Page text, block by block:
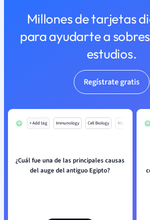
Millones de tarjetas
para ayudarte a
estudios.
Regístrate gratis
+ Add tag Immunology Cell Biology Mo
¿Cuál fue una de las principales causas
del auge del antiguo Egipto?